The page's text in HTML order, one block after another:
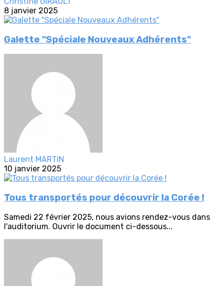
8 janvier 2025
Galette "Spéciale Nouveaux Adhérents"
Laurent MARTIN
10 janvier 2025
Tous transportés pour découvrir la Corée !
Samedi 22 février 2025, nous avions rendez-vous dans
l'auditorium. Ouvrir le document ci-dessous...